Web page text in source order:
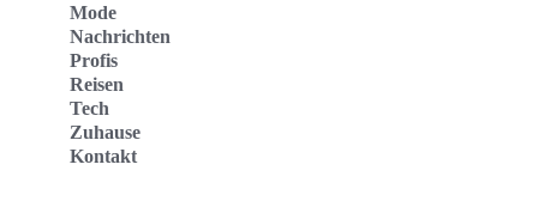
Mode
Nachrichten
Profis
Reisen
Tech
Zuhause
Kontakt